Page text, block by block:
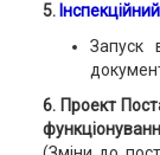
5.
Запуск
6. Проект